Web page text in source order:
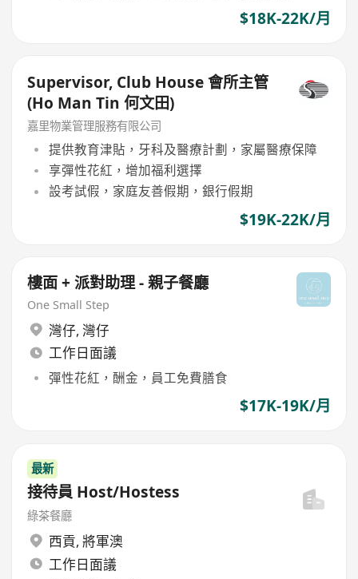
$18K-22K/月
Supervisor, Club House 會所主管
(Ho Man Tin 何文田)
嘉里物業管理服務有限公司
提供教育津貼，牙科及醫療計劃，家屬醫療保障
享彈性花紅，增加福利選擇
設考試假，家庭友善假期，銀行假期
$19K-22K/月
樓面 + 派對助理 - 親子餐廳
One Small Step
灣仔, 灣仔
工作日面議
彈性花紅，酬金，員工免費膳食
$17K-19K/月
最新
接待員 Host/Hostess
綠茶餐廳
西貢, 將軍澳
工作日面議